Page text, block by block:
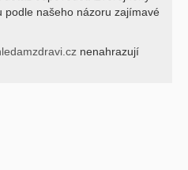
podle našeho názoru zajímavé
nenahrazují